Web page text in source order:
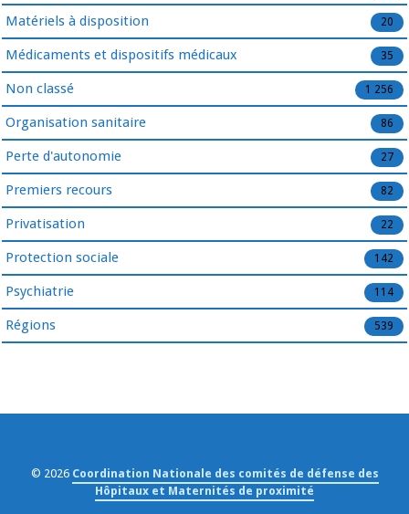
Matériels à disposition 20
Médicaments et dispositifs médicaux 35
Non classé 1 256
Organisation sanitaire 86
Perte d'autonomie 27
Premiers recours 82
Privatisation 22
Protection sociale 142
Psychiatrie 114
Régions 539
© 2026 Coordination Nationale des comités de défense des
Hôpitaux et Maternités de proximité